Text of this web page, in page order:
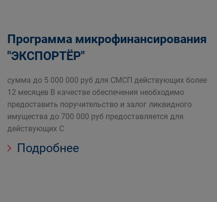
Программа микрофинансирования
"ЭКСПОРТЁР"
сумма до 5 000 000 руб для СМСП действующих более
12 месяцев В качестве обеспечения необходимо
предоставить поручительство и залог ликвидного
имущества до 700 000 руб предоставляется для
действующих С
Подробнее